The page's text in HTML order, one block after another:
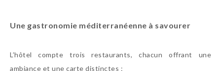
Une gastronomie méditerranéenne à savourer
L’hôtel compte trois restaurants, chacun offrant une
ambiance et une carte distinctes :